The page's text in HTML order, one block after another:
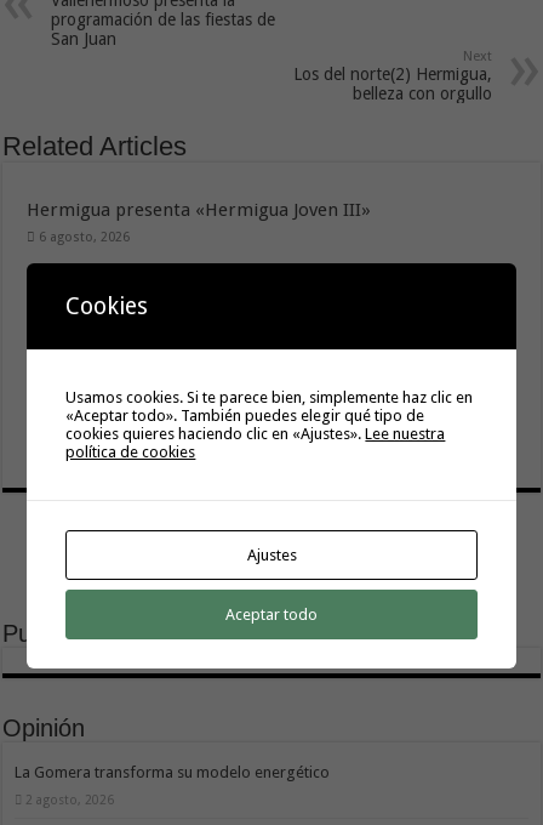
programación de las fiestas de
San Juan
Next
Los del norte(2) Hermigua,
belleza con orgullo
Related Articles
Hermigua presenta «Hermigua Joven III»
6 agosto, 2026
1,1 millones de euros en el tejido económico de La
6 agosto, 2026
El Ayuntamiento de Hermigua licita la instalación de 30
farolas fotovoltaicas en la subida a Las Cabezadas
6 agosto, 2026
Publicidad
Opinión
La Gomera transforma su modelo energético
2 agosto, 2026
Cookies
Usamos cookies. Si te parece bien, simplemente haz clic en
«Aceptar todo». También puedes elegir qué tipo de
cookies quieres haciendo clic en «Ajustes».Lee nuestra
política de cookies
Ajustes
Aceptar todo